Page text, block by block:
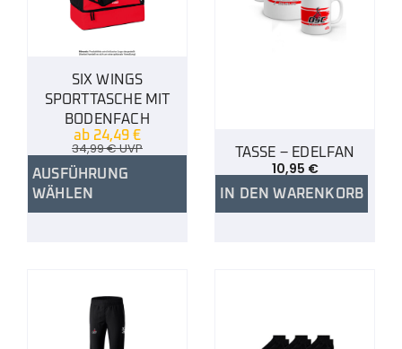
SIX WINGS
SPORTTASCHE MIT
BODENFACH
ab 24,49 €
34,99€UVP
AUSFÜHRUNG
WÄHLEN
TASSE – EDELFAN
10,95 €
IN DEN WARENKORB